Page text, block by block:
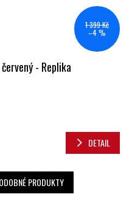
1 399 Kč
–4 %
- Replika
DETAIL
PRODUKTY